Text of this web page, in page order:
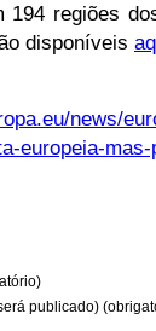
regiões
disponíveis
news/
europeia-
publicado)